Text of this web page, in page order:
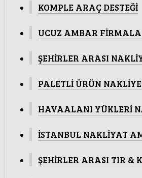
KOMPLE ARAÇ DESTEĞİ
UCUZ AMBAR
ŞEHİRLER ARASI
PALETLİ ÜRÜN
HAVAALANI YÜKLERİ
İSTANBUL NAKLİYAT
ŞEHİRLER ARASI TIR &